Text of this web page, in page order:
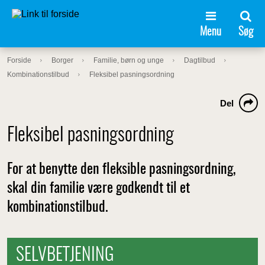
Menu Søg
Forside Borger Familie, børn og unge
Dagtilbud
Kombinationstilbud
Fleksibel pasningsordning
Fleksibel pasningsordning
Del
For at benytte den fleksible pasningsordning,
skal din familie være godkendt til et
kombinationstilbud.
SELVBETJENING